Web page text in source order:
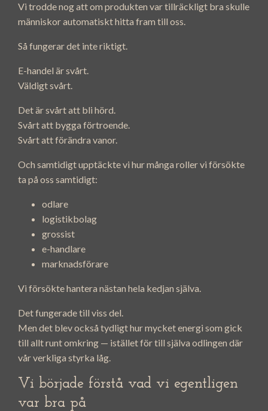
Vi trodde nog att om produkten var tillräckligt bra skulle
människor automatiskt hitta fram till oss.
Så fungerar det inte riktigt.
E-handel är svårt.
Väldigt svårt.
Det är svårt att bli hörd.
Svårt att bygga förtroende.
Svårt att förändra vanor.
Och samtidigt upptäckte vi hur många roller vi försökte
ta på oss samtidigt:
odlare
logistikbolag
grossist
e-handlare
marknadsförare
Vi försökte hantera nästan hela kedjan själva.
Det fungerade till viss del.
Men det blev också tydligt hur mycket energi som gick
till allt runt omkring — istället för till själva odlingen där
vår verkliga styrka låg.
Vi började förstå vad vi egentligen
var bra på